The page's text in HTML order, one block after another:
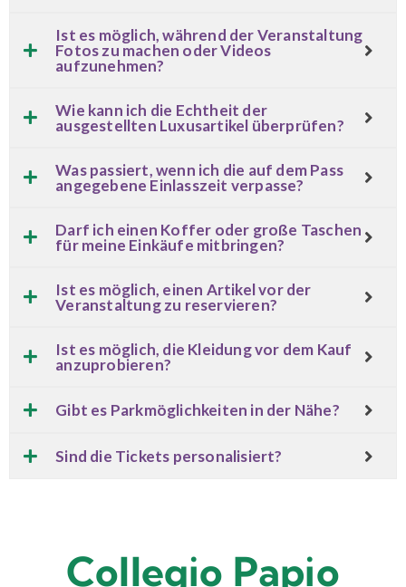
Ist es möglich, während der Veranstaltung
Fotos zu machen oder Videos
aufzunehmen?
Wie kann ich die Echtheit der
ausgestellten Luxusartikel überprüfen?
Was passiert, wenn ich die auf dem Pass
angegebene Einlasszeit verpasse?
Darf ich einen Koffer oder große Taschen
für meine Einkäufe mitbringen?
Ist es möglich, einen Artikel vor der
Veranstaltung zu reservieren?
Ist es möglich, die Kleidung vor dem Kauf
anzuprobieren?
Gibt es Parkmöglichkeiten in der Nähe?
Sind die Tickets personalisiert?
Collegio Papio